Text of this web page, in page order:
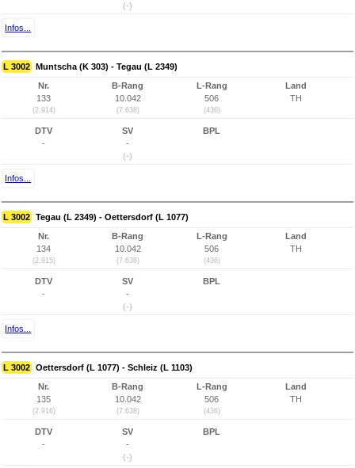
(-)
Infos...
L 3002 Muntscha (K 303) - Tegau (L 2349)
Nr.
133
(2.914)
B-Rang
10.042
(7.638)
L-Rang
506
(436)
Land
TH
DTV
-
SV
-
(-)
BPL
Infos...
L 3002 Tegau (L 2349) - Oettersdorf (L 1077)
Nr.
134
(2.915)
B-Rang
10.042
(7.638)
L-Rang
506
(436)
Land
TH
DTV
-
SV
-
(-)
BPL
Infos...
L 3002 Oettersdorf (L 1077) - Schleiz (L 1103)
Nr.
135
(2.916)
B-Rang
10.042
(7.638)
L-Rang
506
(436)
Land
TH
DTV
-
SV
-
(-)
BPL